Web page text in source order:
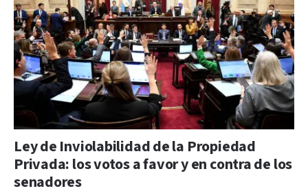
Ley de Inviolabilidad de la Propiedad
Privada: los votos a favor y en contra de los
senadores